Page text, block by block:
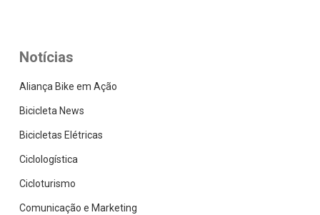
Notícias
Aliança Bike em Ação
Bicicleta News
Bicicletas Elétricas
Ciclologística
Cicloturismo
Comunicação e Marketing